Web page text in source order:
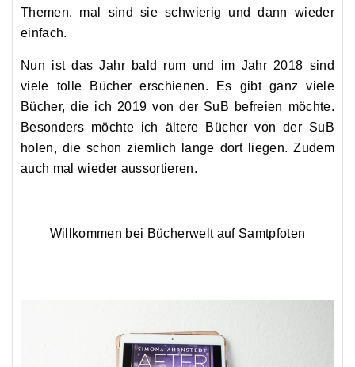
Themen. mal sind sie schwierig und dann wieder
einfach.
Nun ist das Jahr bald rum und im Jahr 2018 sind
viele tolle Bücher erschienen. Es gibt ganz viele
Bücher, die ich 2019 von der SuB befreien möchte.
Besonders möchte ich ältere Bücher von der SuB
holen, die schon ziemlich lange dort liegen. Zudem
auch mal wieder aussortieren.
Willkommen bei Bücherwelt auf Samtpfoten